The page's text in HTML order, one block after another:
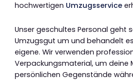
hochwertigen Umzugsservice
Unser geschultes Personal geht
Umzugsgut um und behandelt
eigene. Wir verwenden
Verpackungsmaterial, um deine
persönlichen Gegenstände